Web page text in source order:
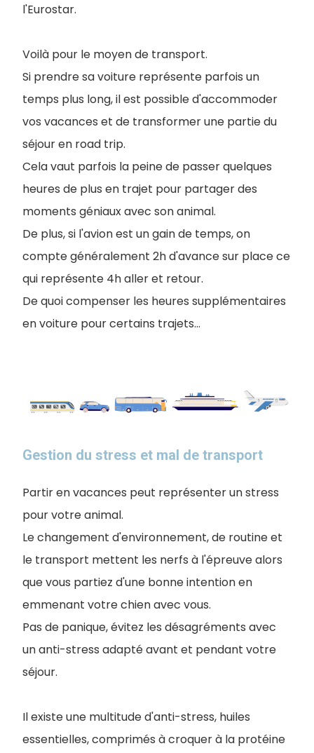
l'Eurostar.
Voilà pour le moyen de transport.
Si prendre sa voiture représente parfois un
temps plus long, il est possible d'accommoder
vos vacances et de transformer une partie du
séjour en road trip.
Cela vaut parfois la peine de passer quelques
heures de plus en trajet pour partager des
moments géniaux avec son animal.
De plus, si l'avion est un gain de temps, on
compte généralement 2h d'avance sur place ce
qui représente 4h aller et retour.
De quoi compenser les heures supplémentaires
en voiture pour certains trajets...
Gestion du stress et mal de transport
Partir en vacances peut représenter un stress
pour votre animal.
Le changement d'environnement, de routine et
le transport mettent les nerfs à l'épreuve alors
que vous partiez d'une bonne intention en
emmenant votre chien avec vous.
Pas de panique, évitez les désagréments avec
un anti-stress adapté avant et pendant votre
séjour.
Il existe une multitude d'anti-stress, huiles
essentielles, comprimés à croquer à la protéine